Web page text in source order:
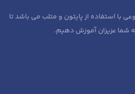
استفاده از پایتون و متلب می باشد تا
به شما عزیزان آموزش دهیم.